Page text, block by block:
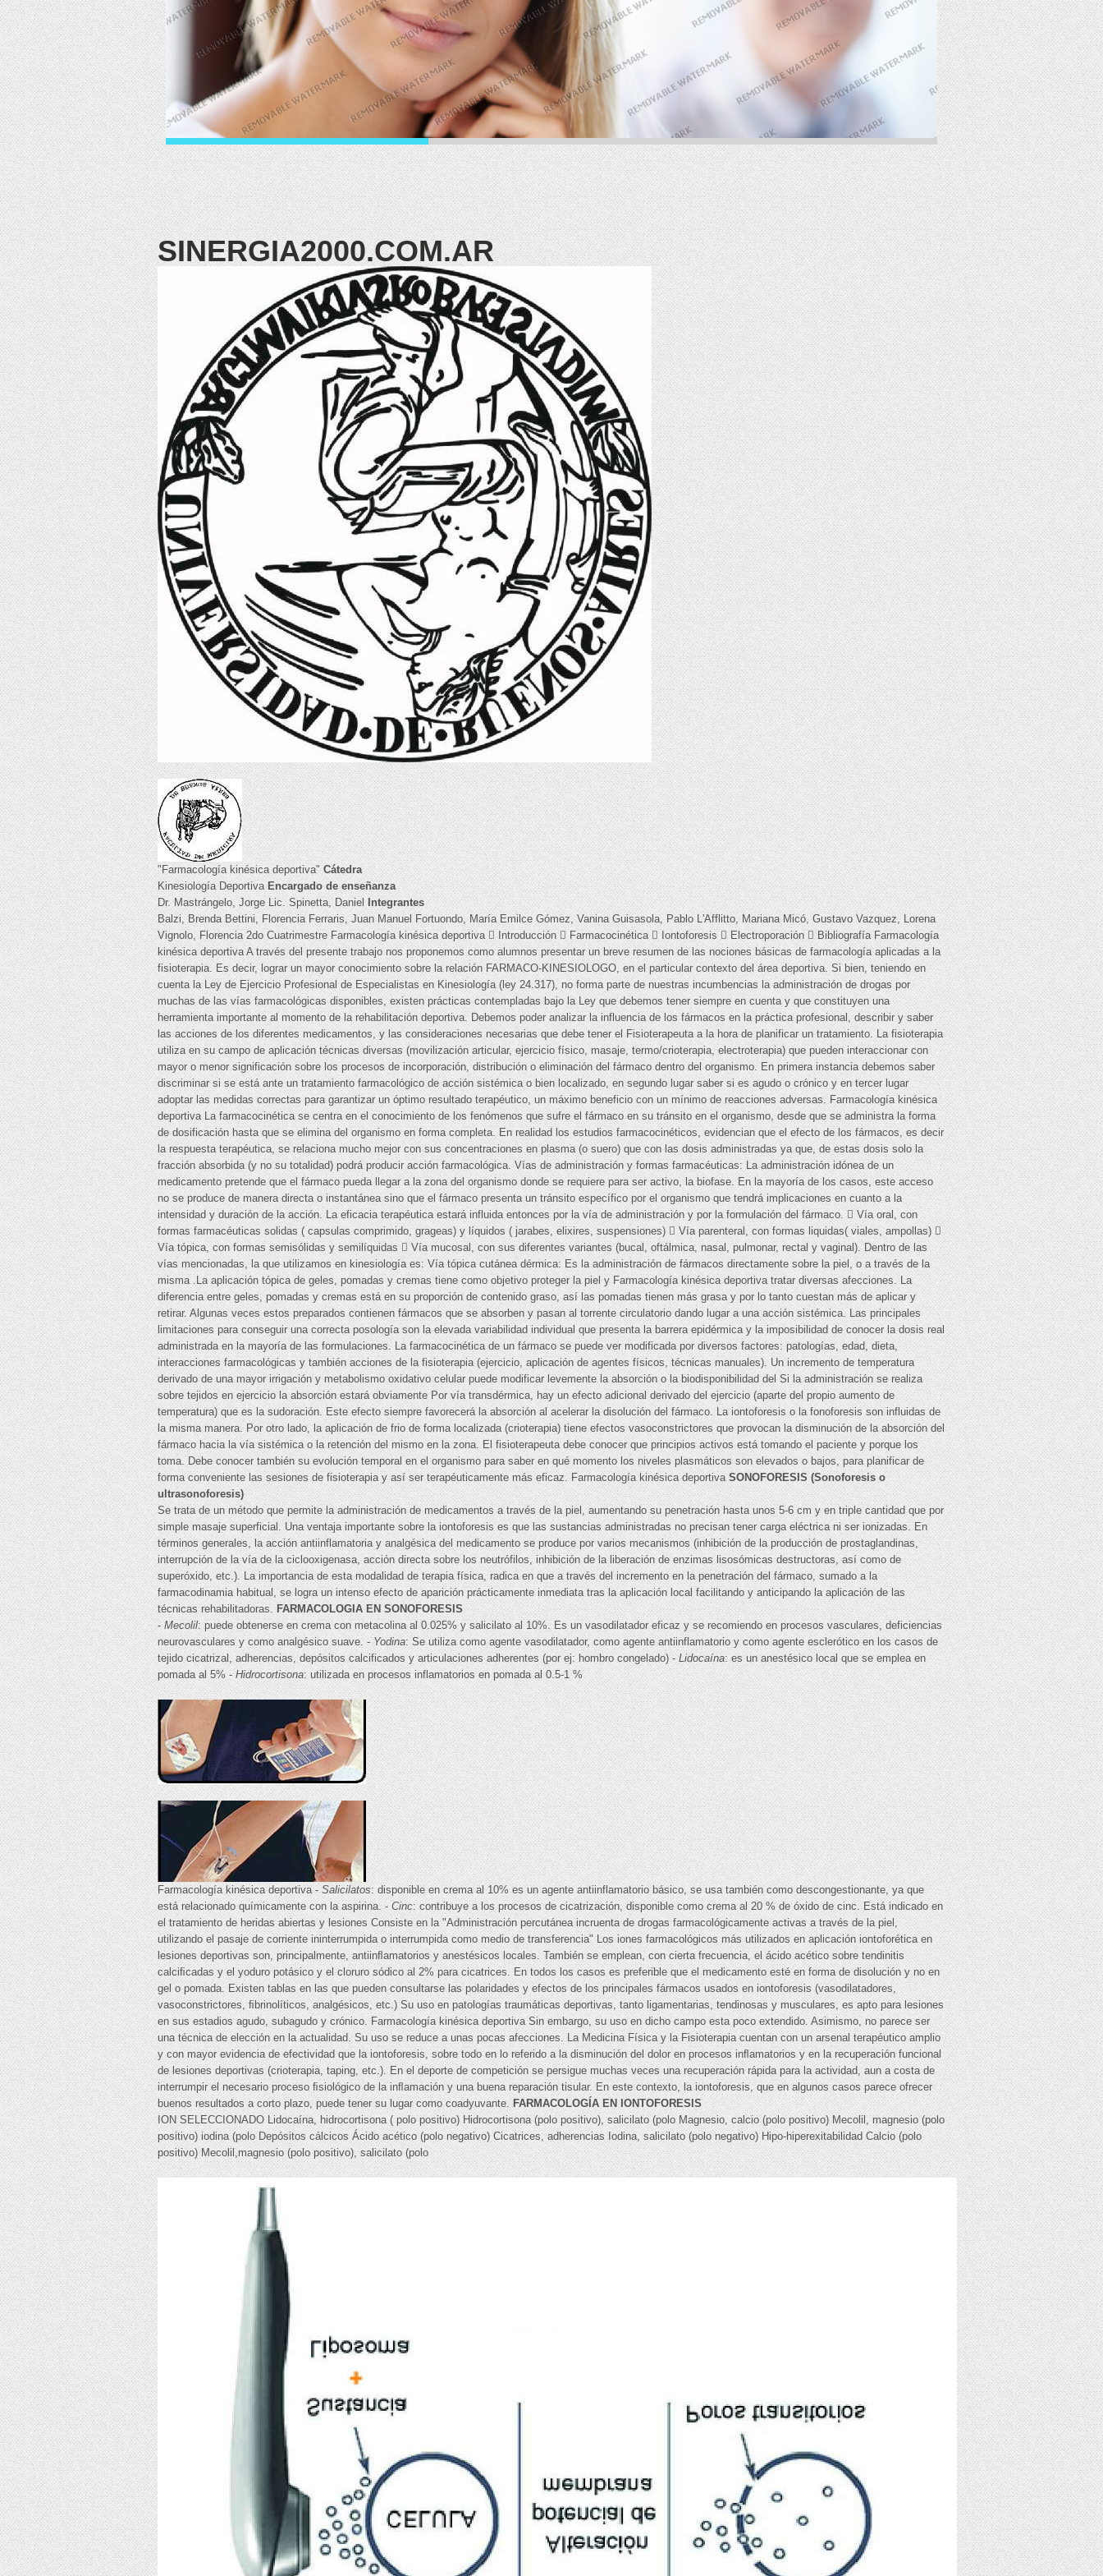
SINERGIA2000.COM.AR
"Farmacología kinésica deportiva"Cátedra
Kinesiología DeportivaEncargado de enseñanza
Dr. Mastrángelo, Jorge Lic. Spinetta, DanielIntegrantes
Balzi, Brenda Bettini, Florencia Ferraris, Juan Manuel Fortuondo, María Emilce Gómez, Vanina Guisasola, Pablo L'Afflitto, Mariana Micó, Gustavo Vazquez, Lorena
Vignolo, Florencia 2do Cuatrimestre Farmacología kinésica deportiva  Introducción  Farmacocinética  Iontoforesis  Electroporación  Bibliografía Farmacología
kinésica deportiva A través del presente trabajo nos proponemos como alumnos presentar un breve resumen de las nociones básicas de farmacología aplicadas a la
fisioterapia. Es decir, lograr un mayor conocimiento sobre la relación FARMACO-KINESIOLOGO, en el particular contexto del área deportiva. Si bien, teniendo en
cuenta la Ley de Ejercicio Profesional de Especialistas en Kinesiología (ley 24.317), no forma parte de nuestras incumbencias la administración de drogas por
muchas de las vías farmacológicas disponibles, existen prácticas contempladas bajo la Ley que debemos tener siempre en cuenta y que constituyen una
herramienta importante al momento de la rehabilitación deportiva. Debemos poder analizar la influencia de los fármacos en la práctica profesional, describir y saber
las acciones de los diferentes medicamentos, y las consideraciones necesarias que debe tener el Fisioterapeuta a la hora de planificar un tratamiento. La fisioterapia
utiliza en su campo de aplicación técnicas diversas (movilización articular, ejercicio físico, masaje, termo/crioterapia, electroterapia) que pueden interaccionar con
mayor o menor significación sobre los procesos de incorporación, distribución o eliminación del fármaco dentro del organismo. En primera instancia debemos saber
discriminar si se está ante un tratamiento farmacológico de acción sistémica o bien localizado, en segundo lugar saber si es agudo o crónico y en tercer lugar
adoptar las medidas correctas para garantizar un óptimo resultado terapéutico, un máximo beneficio con un mínimo de reacciones adversas. Farmacología kinésica
deportiva La farmacocinética se centra en el conocimiento de los fenómenos que sufre el fármaco en su tránsito en el organismo, desde que se administra la forma
de dosificación hasta que se elimina del organismo en forma completa. En realidad los estudios farmacocinéticos, evidencian que el efecto de los fármacos, es decir
la respuesta terapéutica, se relaciona mucho mejor con sus concentraciones en plasma (o suero) que con las dosis administradas ya que, de estas dosis solo la
fracción absorbida (y no su totalidad) podrá producir acción farmacológica. Vías de administración y formas farmacéuticas: La administración idónea de un
medicamento pretende que el fármaco pueda llegar a la zona del organismo donde se requiere para ser activo, la biofase. En la mayoría de los casos, este acceso
no se produce de manera directa o instantánea sino que el fármaco presenta un tránsito específico por el organismo que tendrá implicaciones en cuanto a la
intensidad y duración de la acción. La eficacia terapéutica estará influida entonces por la vía de administración y por la formulación del fármaco.  Vía oral, con
formas farmacéuticas solidas ( capsulas comprimido, grageas) y líquidos ( jarabes, elixires, suspensiones)  Vía parenteral, con formas liquidas( viales, ampollas) 
Vía tópica, con formas semisólidas y semilíquidas  Vía mucosal, con sus diferentes variantes (bucal, oftálmica, nasal, pulmonar, rectal y vaginal). Dentro de las
vías mencionadas, la que utilizamos en kinesiología es: Vía tópica cutánea dérmica: Es la administración de fármacos directamente sobre la piel, o a través de la
misma .La aplicación tópica de geles, pomadas y cremas tiene como objetivo proteger la piel y Farmacología kinésica deportiva tratar diversas afecciones. La
diferencia entre geles, pomadas y cremas está en su proporción de contenido graso, así las pomadas tienen más grasa y por lo tanto cuestan más de aplicar y
retirar. Algunas veces estos preparados contienen fármacos que se absorben y pasan al torrente circulatorio dando lugar a una acción sistémica. Las principales
limitaciones para conseguir una correcta posología son la elevada variabilidad individual que presenta la barrera epidérmica y la imposibilidad de conocer la dosis real
administrada en la mayoría de las formulaciones. La farmacocinética de un fármaco se puede ver modificada por diversos factores: patologías, edad, dieta,
interacciones farmacológicas y también acciones de la fisioterapia (ejercicio, aplicación de agentes físicos, técnicas manuales). Un incremento de temperatura
derivado de una mayor irrigación y metabolismo oxidativo celular puede modificar levemente la absorción o la biodisponibilidad del Si la administración se realiza
sobre tejidos en ejercicio la absorción estará obviamente Por vía transdérmica, hay un efecto adicional derivado del ejercicio (aparte del propio aumento de
temperatura) que es la sudoración. Este efecto siempre favorecerá la absorción al acelerar la disolución del fármaco. La iontoforesis o la fonoforesis son influidas de
la misma manera. Por otro lado, la aplicación de frio de forma localizada (crioterapia) tiene efectos vasoconstrictores que provocan la disminución de la absorción del
fármaco hacia la vía sistémica o la retención del mismo en la zona. El fisioterapeuta debe conocer que principios activos está tomando el paciente y porque los
toma. Debe conocer también su evolución temporal en el organismo para saber en qué momento los niveles plasmáticos son elevados o bajos, para planificar de
forma conveniente las sesiones de fisioterapia y así ser terapéuticamente más eficaz. Farmacología kinésica deportivaSONOFORESIS (Sonoforesis o
ultrasonoforesis)
Se trata de un método que permite la administración de medicamentos a través de la piel, aumentando su penetración hasta unos 5-6 cm y en triple cantidad que por
simple masaje superficial. Una ventaja importante sobre la iontoforesis es que las sustancias administradas no precisan tener carga eléctrica ni ser ionizadas. En
términos generales, la acción antiinflamatoria y analgésica del medicamento se produce por varios mecanismos (inhibición de la producción de prostaglandinas,
interrupción de la vía de la ciclooxigenasa, acción directa sobre los neutrófilos, inhibición de la liberación de enzimas lisosómicas destructoras, así como de
superóxido, etc.). La importancia de esta modalidad de terapia física, radica en que a través del incremento en la penetración del fármaco, sumado a la
farmacodinamia habitual, se logra un intenso efecto de aparición prácticamente inmediata tras la aplicación local facilitando y anticipando la aplicación de las
técnicas rehabilitadoras.FARMACOLOGIA EN SONOFORESIS
-Mecolil: puede obtenerse en crema con metacolina al 0.025% y salicilato al 10%. Es un vasodilatador eficaz y se recomiendo en procesos vasculares, deficiencias
neurovasculares y como analgésico suave. -Yodina: Se utiliza como agente vasodilatador, como agente antiinflamatorio y como agente esclerótico en los casos de
tejido cicatrizal, adherencias, depósitos calcificados y articulaciones adherentes (por ej: hombro congelado) -Lidocaína: es un anestésico local que se emplea en
pomada al 5% -Hidrocortisona: utilizada en procesos inflamatorios en pomada al 0.5-1 %
Farmacología kinésica deportiva -Salicilatos: disponible en crema al 10% es un agente antiinflamatorio básico, se usa también como descongestionante, ya que
está relacionado químicamente con la aspirina. -Cinc: contribuye a los procesos de cicatrización, disponible como crema al 20 % de óxido de cinc. Está indicado en
el tratamiento de heridas abiertas y lesiones Consiste en la "Administración percutánea incruenta de drogas farmacológicamente activas a través de la piel,
utilizando el pasaje de corriente ininterrumpida o interrumpida como medio de transferencia" Los iones farmacológicos más utilizados en aplicación iontoforética en
lesiones deportivas son, principalmente, antiinﬂamatorios y anestésicos locales. También se emplean, con cierta frecuencia, el ácido acético sobre tendinitis
calciﬁcadas y el yoduro potásico y el cloruro sódico al 2% para cicatrices. En todos los casos es preferible que el medicamento esté en forma de disolución y no en
gel o pomada. Existen tablas en las que pueden consultarse las polaridades y efectos de los principales fármacos usados en iontoforesis (vasodilatadores,
vasoconstrictores, ﬁbrinolíticos, analgésicos, etc.) Su uso en patologías traumáticas deportivas, tanto ligamentarias, tendinosas y musculares, es apto para lesiones
en sus estadios agudo, subagudo y crónico. Farmacología kinésica deportiva Sin embargo, su uso en dicho campo esta poco extendido. Asimismo, no parece ser
una técnica de elección en la actualidad. Su uso se reduce a unas pocas afecciones. La Medicina Física y la Fisioterapia cuentan con un arsenal terapéutico amplio
y con mayor evidencia de efectividad que la iontoforesis, sobre todo en lo referido a la disminución del dolor en procesos inﬂamatorios y en la recuperación funcional
de lesiones deportivas (crioterapia, taping, etc.). En el deporte de competición se persigue muchas veces una recuperación rápida para la actividad, aun a costa de
interrumpir el necesario proceso ﬁsiológico de la inﬂamación y una buena reparación tisular. En este contexto, la iontoforesis, que en algunos casos parece ofrecer
buenos resultados a corto plazo, puede tener su lugar como coadyuvante.FARMACOLOGÍA EN IONTOFORESIS
ION SELECCIONADO Lidocaína, hidrocortisona ( polo positivo) Hidrocortisona (polo positivo), salicilato (polo Magnesio, calcio (polo positivo) Mecolil, magnesio (polo
positivo) iodina (polo Depósitos cálcicos Ácido acético (polo negativo) Cicatrices, adherencias Iodina, salicilato (polo negativo) Hipo-hiperexitabilidad Calcio (polo
positivo) Mecolil,magnesio (polo positivo), salicilato (polo